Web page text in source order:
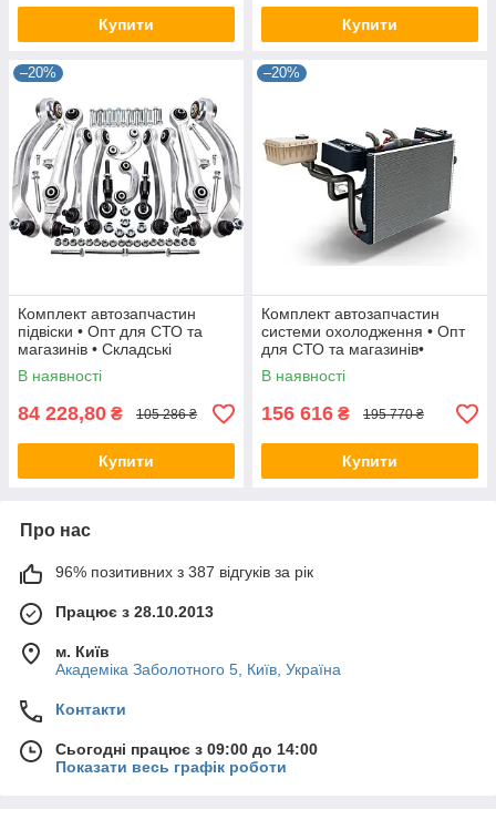
Купити Купити
–20%
Комплект автозапчастин
підвіски • Опт для СТО та
магазинів • Складські
залишки
В наявності
84 228,80 ₴ 105 286 ₴
Купити
–20%
Комплект автозапчастин
системи охолодження • Опт
для СТО та магазинів•
Складські залишки
В наявності
156 616 ₴ 195 770 ₴
Купити
Про нас
96% позитивних з 387 відгуків за рік
Працює з 28.10.2013
м. Київ
Академіка Заболотного 5, Київ, Україна
Контакти
Сьогодні працює з 09:00 до 14:00
Показати весь графік роботи